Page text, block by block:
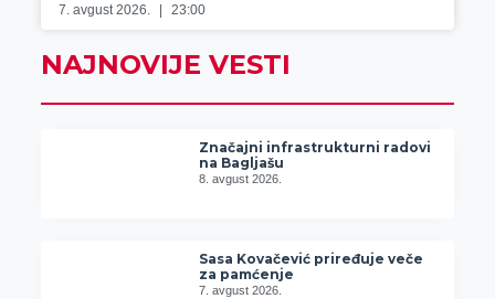
7. avgust 2026. 23:00
NAJNOVIJE VESTI
Značajni infrastrukturni radovi
na Bagljašu
8. avgust 2026.
Sasa Kovačević priređuje veče
za pamćenje
7. avgust 2026.